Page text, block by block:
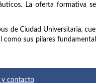
La oferta formativa
de Ciudad Universitaria,
sus pilares
y contacto